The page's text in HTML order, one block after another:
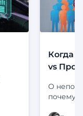
Когда
vs
О
почему